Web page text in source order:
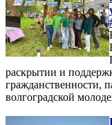
раскрытии и
гражданственности,
волгоградской